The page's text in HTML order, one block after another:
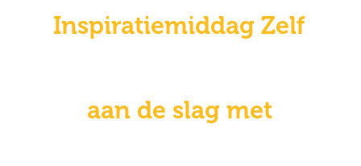
Inspiratiemiddag Zelf
aan de slag met